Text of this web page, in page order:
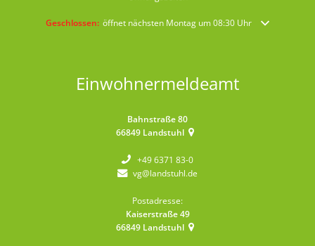
Klicken, um weitere Öffnungs- oder Schließzeiten auszublenden
Geschlossen: öffnet nächsten Montag um 08:30 Uhr
Einwohnermeldeamt
Bahnstraße 80
66849 Landstuhl
+49 6371 83-0
vg@landstuhl.de
Postadresse:
Kaiserstraße 49
66849 Landstuhl